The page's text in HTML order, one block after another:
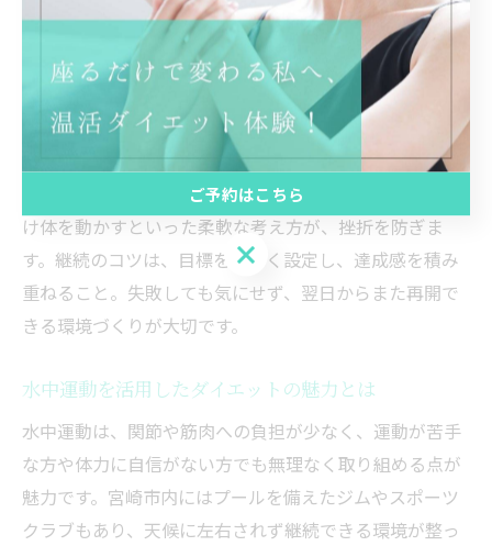
例えば、通勤や買い物の際に徒歩の距離を少し伸ばすだ
けでも、カロリー消費量は増加します。さらに、朝や夜
の時間帯を活用した軽い体操や、テレビを見ながらのス
トレッチも効果的です。運動強度を無理に上げず、まず
は「毎日続ける」ことを目標にしましょう。
「今日は疲れているから休もう」と思う日でも、5分だ
け体を動かすといった柔軟な考え方が、挫折を防ぎま
す。継続のコツは、目標を小さく設定し、達成感を積み
重ねること。失敗しても気にせず、翌日からまた再開で
きる環境づくりが大切です。
水中運動を活用したダイエットの魅力とは
水中運動は、関節や筋肉への負担が少なく、運動が苦手
な方や体力に自信がない方でも無理なく取り組める点が
魅力です。宮崎市内にはプールを備えたジムやスポーツ
クラブもあり、天候に左右されず継続できる環境が整っ
ご予約はこちら
ご予約はこちら